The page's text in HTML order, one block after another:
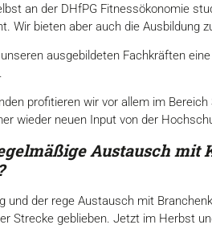
an der DHfPG Fitnessökonomie
Wir bieten aber auch die Ausbildung
ausgebildeten Fachkräften
.
profitieren wir vor allem im
wieder neuen Input von der
Austausch mit
und der rege Austausch mit
Strecke geblieben. Jetzt im Herbst